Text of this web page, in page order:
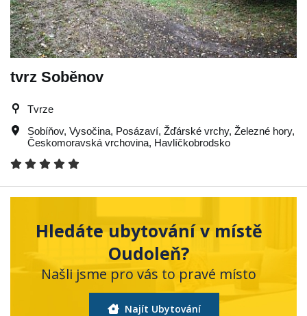
tvrz Soběnov
Tvrze
Sobíňov, Vysočina, Posázaví, Žďárské vrchy, Železné hory,
Českomoravská vrchovina, Havlíčkobrodsko
Hledáte ubytování v místě
Oudoleň?
Našli jsme pro vás to pravé místo
Najít Ubytování